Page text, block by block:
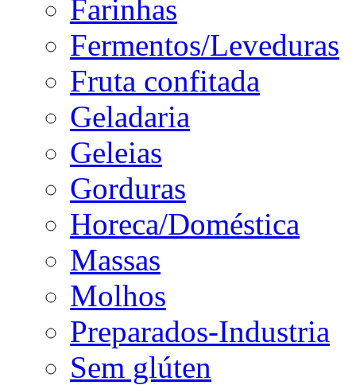
Farinhas
Fermentos/Leveduras
Fruta confitada
Geladaria
Geleias
Gorduras
Horeca/Doméstica
Massas
Molhos
Preparados-Industria
Sem glúten